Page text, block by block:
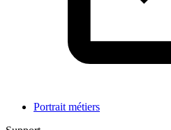
Portrait métiers